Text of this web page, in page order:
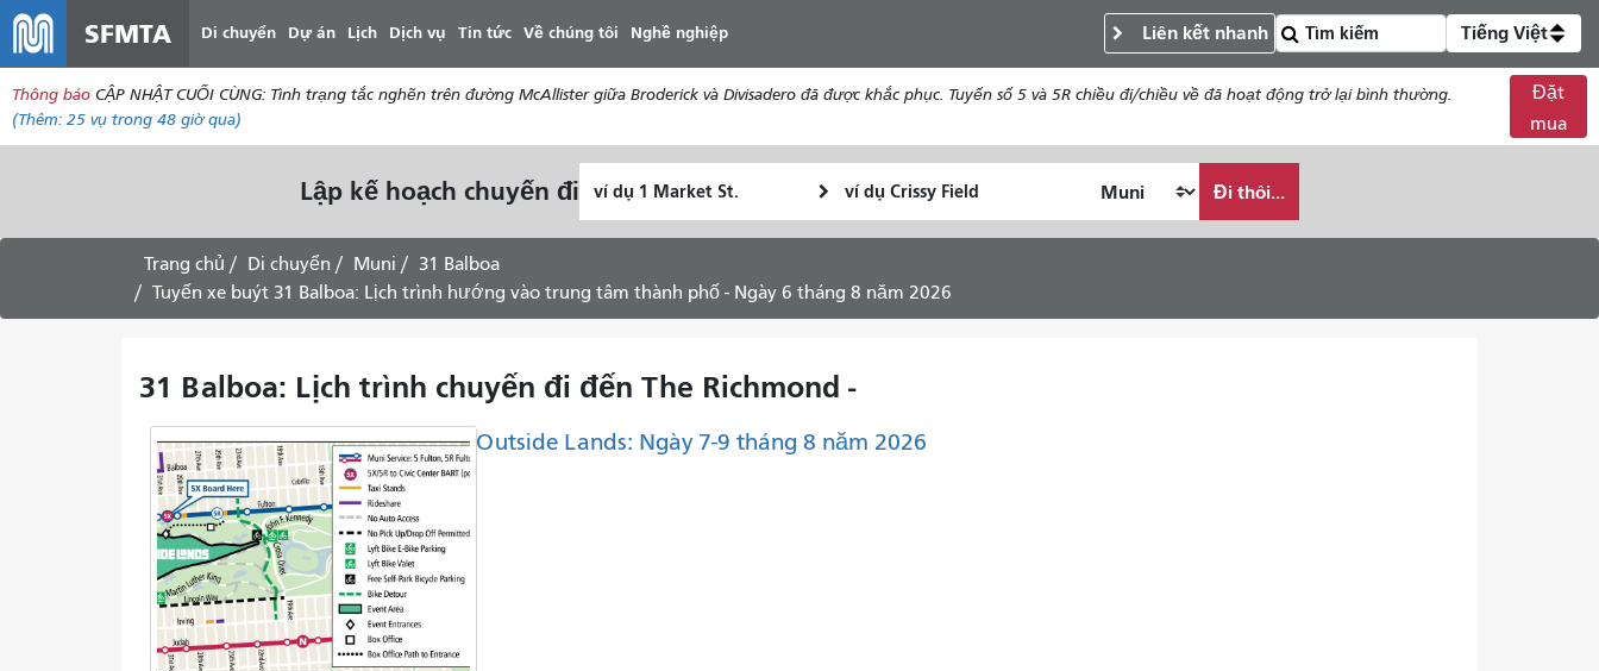
dung
SFMTA Di chuyển Dự án Lịch Dịch vụ Tin tức Về chúng tôi Nghề nghiệp Liên kết nhanh Tiếng Việt
Thông báo CẬP NHẬT CUỐI CÙNG: Tình trạng tắc nghẽn trên đường McAllister giữa Broderick và Divisadero đã được khắc phục. Tuyến số 5 và 5R chiều đi/chiều về đã hoạt động trở lại bình thường.
(Thêm: 25 vụ trong 48 giờ qua)
Đặt
mua
Lập kế hoạch chuyến đi
bắt
kết
muốn
du
lịch
Đi thôi...
Trang chủ Di chuyển Muni
31 Balboa
Tuyến xe buýt 31 Balboa: Lịch trình hướng vào trung tâm thành phố - Ngày 6 tháng 8 năm 2026
31 Balboa: Lịch trình chuyến đi đến The Richmond -
Outside Lands: Ngày 7-9 tháng 8 năm 2026